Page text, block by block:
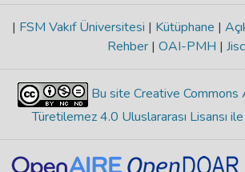
| FSM Vakıf Üniversitesi | Kütüphane |
Rehber | OAI-PMH | Jisc
Bu site Creative Commons
Türetilemez 4.0 Uluslararası Lisansı